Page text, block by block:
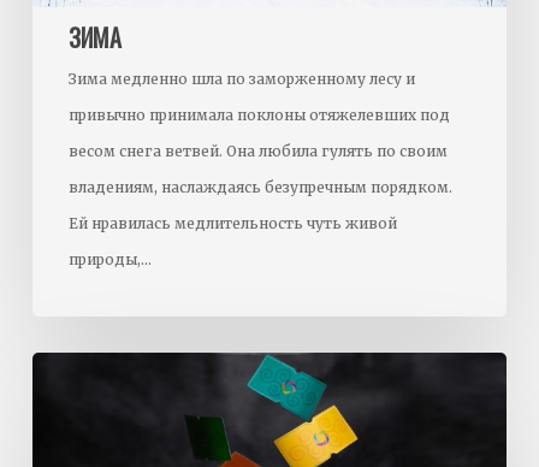
ЗИМА
Зима медленно шла по заморженному лесу и
привычно принимала поклоны отяжелевших под
весом снега ветвей. Она любила гулять по своим
владениям, наслаждаясь безупречным порядком.
Ей нравилась медлительность чуть живой
природы,…